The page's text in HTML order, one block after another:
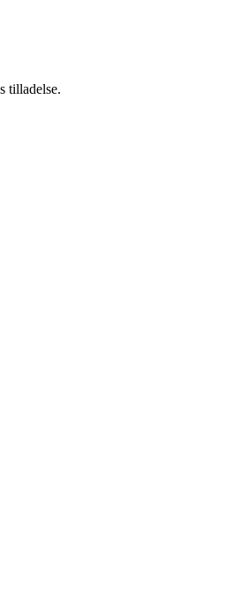
tilladelse.